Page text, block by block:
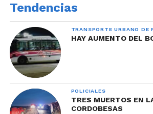
Tendencias
TRANSPORTE URBANO DE
HAY AUMENTO DEL
POLICIALES
TRES MUERTOS EN
CORDOBESAS